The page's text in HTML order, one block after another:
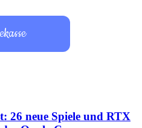
26 neue Spiele und RTX